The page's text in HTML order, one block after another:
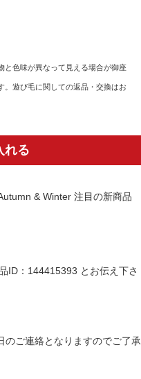
色味が異なって見える場合が御座
遊び毛に関しての返品・交換はお
れる
ID：144415393 とお伝え下さ
のご連絡となりますのでご了承